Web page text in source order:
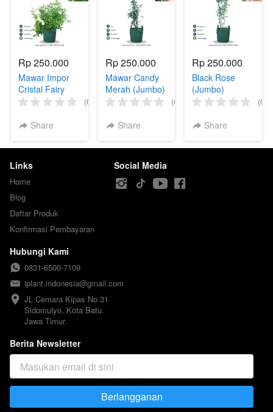
Rp 250.000
Mawar Impor
Cristal Fairy
(Jumbo)
(0)
Share
Rp 250.000
Mawar Candy
Merah (Jumbo)
(0)
Share
Rp 250.000
Black Rose
(Jumbo)
(0)
Share
Links
Home
Blog
Daftar Produk
Konfirmasi Pembayaran
Social Media
Hubungi Kami
0831-6500-7109
iplant.indonesia@gmail.com
JL Cemara Kipas No 31
Sidomulyo, Kota Batu.
Jawa Timur.
Berita Newsletter
`Berlangganan